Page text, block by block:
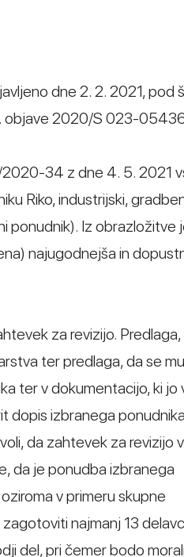
dne 2. 2. 2021, pod
objave 2020/S 023-
34 z dne 4. 5. 2021
Riko, industrijski,
ponudnik). Iz obrazložitve
najugodnejša in
za revizijo. Predlaga,
ter predlaga, da se mu
ter v dokumentacijo, ki jo
dopis izbranega
da zahtevek za revizijo v
da je ponudba izbranega
v primeru skupne
najmanj 13
del, pri čemer bodo morali